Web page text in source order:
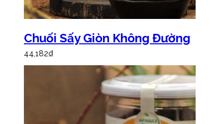
Chuối Sấy Giòn Không Đường
44,182₫